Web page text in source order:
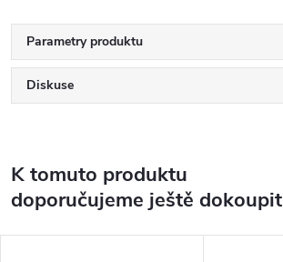
Parametry produktu
Diskuse
K tomuto produktu
doporučujeme ještě dokoupit